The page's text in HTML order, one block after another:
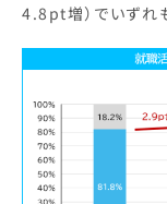
4.8pt増）でいずれ